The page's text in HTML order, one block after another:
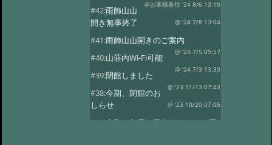
@お客様各位 '24 8/6 13:10
#42:雨飾山山
開き無事終了
@ '24 7/8 13:04
#41:雨飾山山開きのご案内
@ '24 7/5 09:57
#40:山荘内Wi-Fi可能
@ '24 7/3 13:30
#39:閉館しました
@ '23 11/13 07:43
#38:今期、閉館のお
しらせ
@ '23 10/20 07:05
#37:令和５年度 登山タクシーの運